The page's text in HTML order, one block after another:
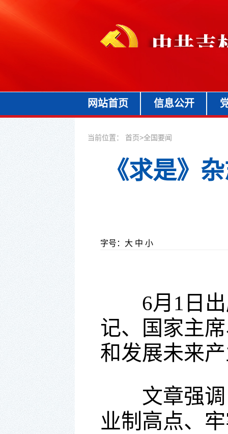
网站首页 信息公开
当前位置： 首页>全国要闻
《求是》
字号： 大 中 小
6月1日出
记、国家主
和发展未来
文章强调
业制高点、